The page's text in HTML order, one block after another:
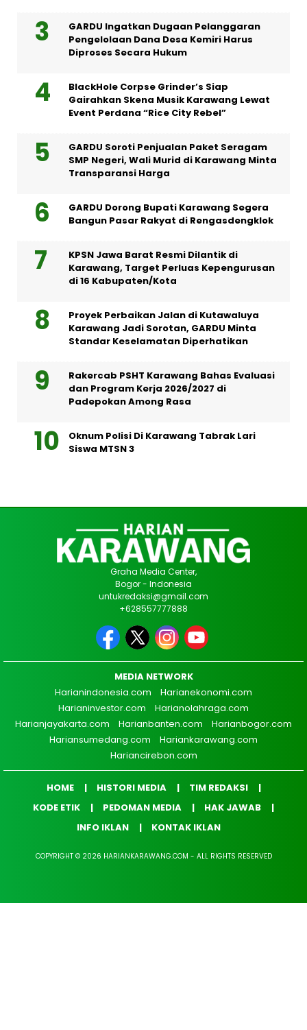
GARDU Ingatkan Dugaan Pelanggaran
Pengelolaan Dana Desa Kemiri Harus
Diproses Secara Hukum
BlackHole Corpse Grinder’s Siap
Gairahkan Skena Musik Karawang Lewat
Event Perdana “Rice City Rebel”
GARDU Soroti Penjualan Paket Seragam
SMP Negeri, Wali Murid di Karawang Minta
Transparansi Harga
GARDU Dorong Bupati Karawang Segera
Bangun Pasar Rakyat di Rengasdengklok
KPSN Jawa Barat Resmi Dilantik di
Karawang, Target Perluas Kepengurusan
di 16 Kabupaten/Kota
Proyek Perbaikan Jalan di Kutawaluya
Karawang Jadi Sorotan, GARDU Minta
Standar Keselamatan Diperhatikan
Rakercab PSHT Karawang Bahas Evaluasi
dan Program Kerja 2026/2027 di
Padepokan Among Rasa
Oknum Polisi Di Karawang Tabrak Lari
Siswa MTSN 3
Graha Media Center,
Bogor - Indonesia
untukredaksi@gmail.com
+628557777888
MEDIA NETWORK
Harianindonesia.com
Harianekonomi.com
Harianinvestor.com
Harianolahraga.com
Harianjayakarta.com
Harianbanten.com
Harianbogor.com
Hariansumedang.com
Hariankarawang.com
Hariancirebon.com
HOME HISTORI MEDIA
TIM REDAKSI
KODE ETIK
PEDOMAN MEDIA
HAK JAWAB
INFO IKLAN
KONTAK IKLAN
COPYRIGHT © 2026 HARIANKARAWANG.COM - ALL RIGHTS RESERVED